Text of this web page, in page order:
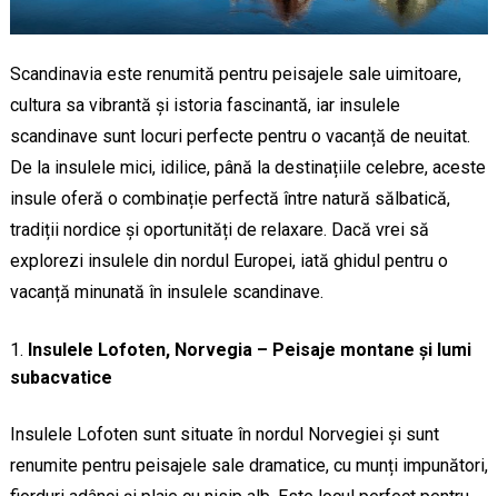
Scandinavia este renumită pentru peisajele sale uimitoare,
cultura sa vibrantă și istoria fascinantă, iar insulele
scandinave sunt locuri perfecte pentru o vacanță de neuitat.
De la insulele mici, idilice, până la destinațiile celebre, aceste
insule oferă o combinație perfectă între natură sălbatică,
tradiții nordice și oportunități de relaxare. Dacă vrei să
explorezi insulele din nordul Europei, iată ghidul pentru o
vacanță minunată în insulele scandinave.
Insulele Lofoten, Norvegia – Peisaje montane și lumi
subacvatice
Insulele Lofoten sunt situate în nordul Norvegiei și sunt
renumite pentru peisajele sale dramatice, cu munți impunători,